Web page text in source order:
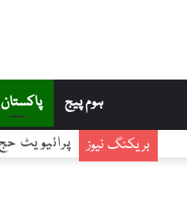
ہوم پیج پاکستان
بریکنگ نیوز پرائیویٹ